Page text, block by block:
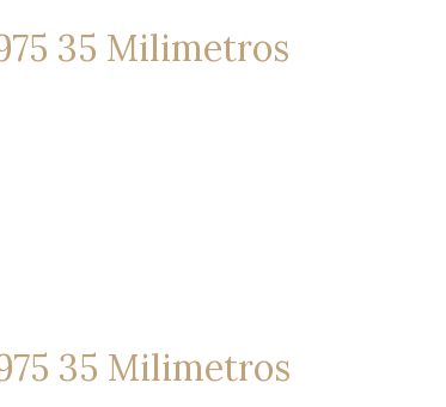
35 Milimetros
35 Milimetros